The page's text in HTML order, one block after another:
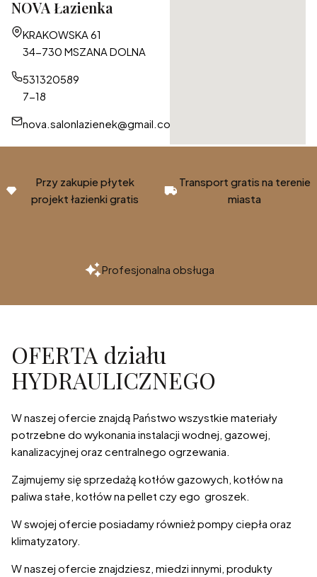
NOVA Łazienka
Adres:
KRAKOWSKA 61
34-730 MSZANA DOLNA
531320589
7-18
nova.salonlazienek@gmail.com
Przy zakupie płytek
projekt łazienki gratis
Transport gratis na terenie
miasta
Profesjonalna obsługa
OFERTA działu
HYDRAULICZNEGO
W naszej ofercie znajdą Państwo wszystkie materiały
potrzebne do wykonania instalacji wodnej, gazowej,
kanalizacyjnej oraz centralnego ogrzewania.
Zajmujemy się sprzedażą kotłów gazowych, kotłów na
paliwa stałe, kotłów na pellet czy ego groszek.
W swojej ofercie posiadamy również pompy ciepła oraz
klimatyzatory.
W naszej ofercie znajdziesz, miedzi innymi, produkty